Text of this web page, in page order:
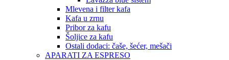
Mlevena i filter kafa
Kafa u zrnu
Pribor za kafu
Šoljice za kafu
Ostali dodaci: čaše, šećer, mešači
APARATI ZA ESPRESO